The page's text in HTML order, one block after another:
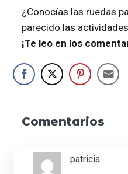
¿Conocías las ruedas
parecido las
¡Te leo en los
Interacciones
los
lectores
Comentarios
patricia